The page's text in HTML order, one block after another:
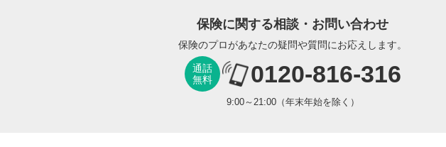
保険に関する相談・お問い合わせ
保険のプロがあなたの疑問や質問にお応えします。
通話
無料
0120-816-316
9:00～21:00（年末年始を除く）